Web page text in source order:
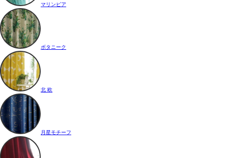
マリンピア
ボタニーク
北 欧
月星モチーフ